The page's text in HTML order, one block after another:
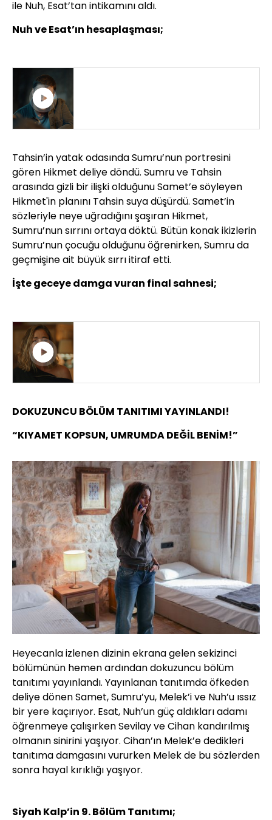
ile Nuh, Esat’tan intikamını aldı.
Nuh ve Esat’ın hesaplaşması;
Tahsin’in yatak odasında Sumru’nun portresini
gören Hikmet deliye döndü. Sumru ve Tahsin
arasında gizli bir ilişki olduğunu Samet’e söyleyen
Hikmet'in planını Tahsin suya düşürdü. Samet’in
sözleriyle neye uğradığını şaşıran Hikmet,
Sumru’nun sırrını ortaya döktü. Bütün konak ikizlerin
Sumru’nun çocuğu olduğunu öğrenirken, Sumru da
geçmişine ait büyük sırrı itiraf etti.
İşte geceye damga vuran final sahnesi;
DOKUZUNCU BÖLÜM TANITIMI YAYINLANDI!
“KIYAMET KOPSUN, UMRUMDA DEĞİL BENİM!”
Heyecanla izlenen dizinin ekrana gelen sekizinci
bölümünün hemen ardından dokuzuncu bölüm
tanıtımı yayınlandı. Yayınlanan tanıtımda öfkeden
deliye dönen Samet, Sumru’yu, Melek’i ve Nuh’u ıssız
bir yere kaçırıyor. Esat, Nuh’un güç aldıkları adamı
öğrenmeye çalışırken Sevilay ve Cihan kandırılmış
olmanın sinirini yaşıyor. Cihan’ın Melek’e dedikleri
tanıtıma damgasını vururken Melek de bu sözlerden
sonra hayal kırıklığı yaşıyor.
Siyah Kalp’in 9. Bölüm Tanıtımı;